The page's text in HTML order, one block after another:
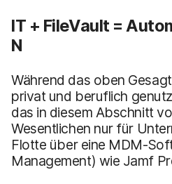
IT + FileVault =
N
Während das oben
privat und beruflich
das in diesem Abschnitt
Wesentlichen nur für
Flotte über eine MDM-
Management) wie Jamf